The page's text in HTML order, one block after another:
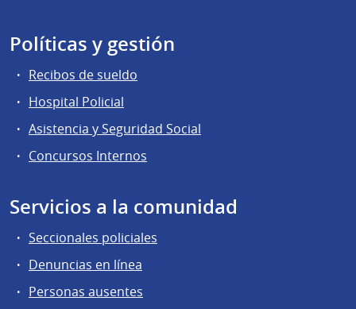
Políticas y gestión
Recibos de sueldo
Hospital Policial
Asistencia y Seguridad Social
Concursos Internos
Servicios a la comunidad
Seccionales policiales
Denuncias en línea
Personas ausentes